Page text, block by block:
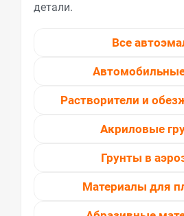
детали.
Все
Растворители и
Акриловые
Грунты в
Материалы для